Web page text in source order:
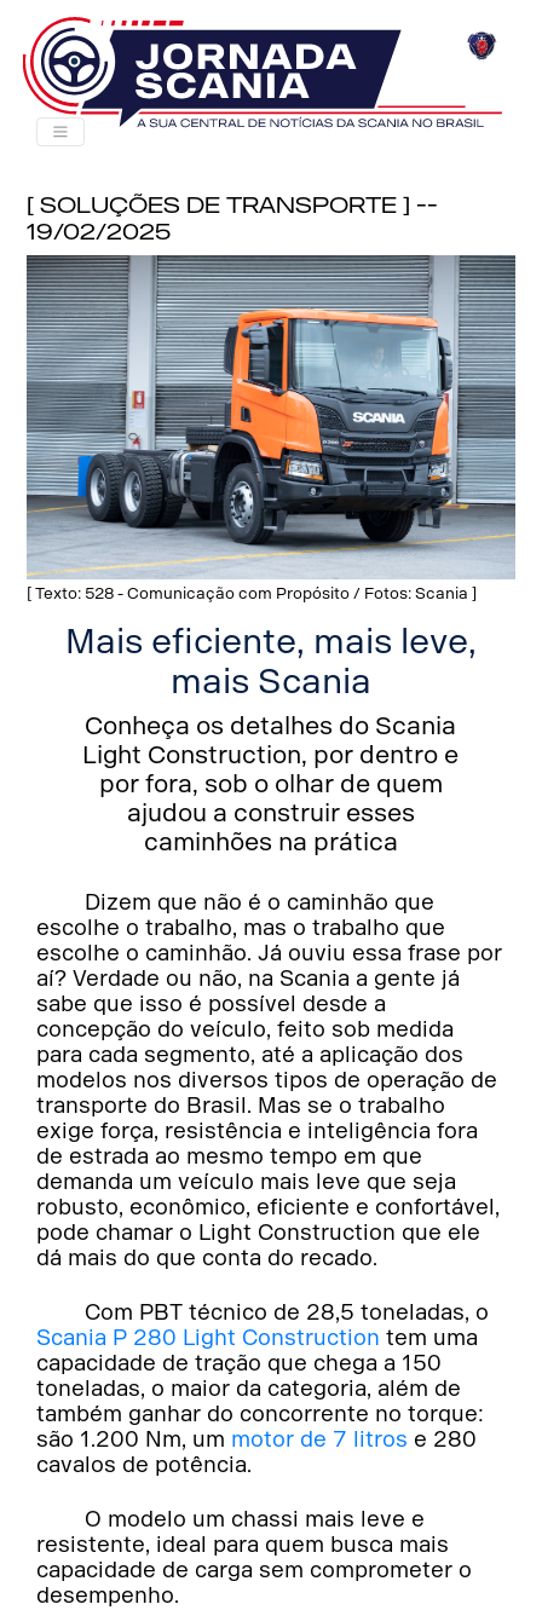
[ Soluções de Transporte ] --
19/02/2025
[ Texto: 528 - Comunicação com Propósito / Fotos: Scania ]
Mais eficiente, mais leve,
mais Scania
Conheça os detalhes do Scania
Light Construction, por dentro e
por fora, sob o olhar de quem
ajudou a construir esses
caminhões na prática
Dizem que não é o caminhão que
escolhe o trabalho, mas o trabalho que
escolhe o caminhão. Já ouviu essa frase por
aí? Verdade ou não, na Scania a gente já
sabe que isso é possível desde a
concepção do veículo, feito sob medida
para cada segmento, até a aplicação dos
modelos nos diversos tipos de operação de
transporte do Brasil. Mas se o trabalho
exige força, resistência e inteligência fora
de estrada ao mesmo tempo em que
demanda um veículo mais leve que seja
robusto, econômico, eficiente e confortável,
pode chamar o Light Construction que ele
dá mais do que conta do recado.
Com PBT técnico de 28,5 toneladas, o
Scania P 280 Light Construction tem uma
capacidade de tração que chega a 150
toneladas, o maior da categoria, além de
também ganhar do concorrente no torque:
são 1.200 Nm, um motor de 7 litros e 280
cavalos de potência.
O modelo um chassi mais leve e
resistente, ideal para quem busca mais
capacidade de carga sem comprometer o
desempenho.